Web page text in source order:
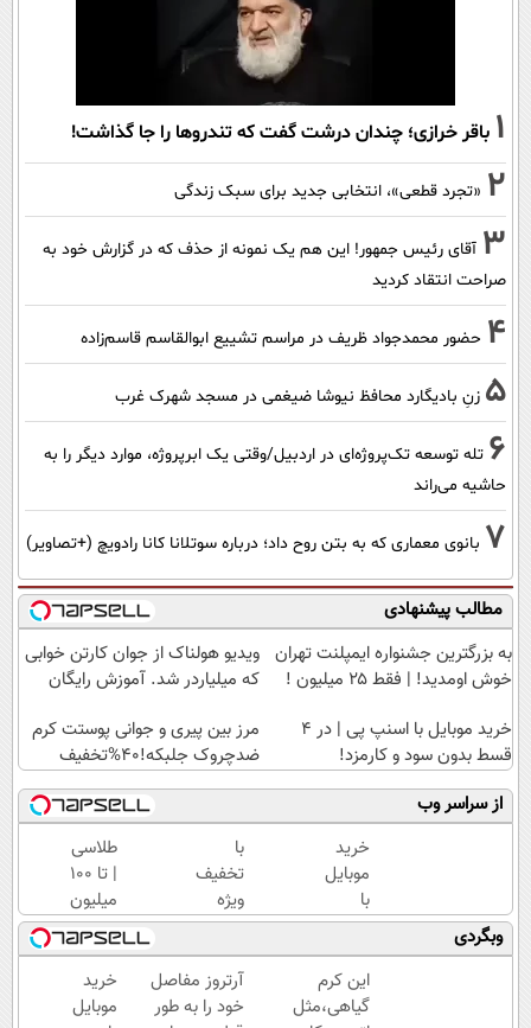
1 باقر خرازی؛ چندان درشت گفت که تندروها را جا گذاشت!
2 «تجرد قطعی»، انتخابی جدید برای سبک زندگی
3 آقای رئیس جمهور! این هم یک نمونه از حذف که در گزارش خود به
صراحت انتقاد کردید
4 حضور محمدجواد ظریف در مراسم تشییع ابوالقاسم قاسم‌زاده
5 زنِ بادیگارد محافظ نیوشا ضیغمی در مسجد شهرک غرب
6 تله توسعه تک‌پروژه‌ای در اردبیل/وقتی یک ابرپروژه، موارد دیگر را به
حاشیه می‌راند
7 بانوی معماری که به بتن روح داد؛ درباره سوتلانا کانا رادویچ (+تصاویر)
مطالب پیشنهادی
به بزرگترین جشنواره ایمپلنت تهران
خوش اومدید! | فقط ۲۵ میلیون !
ویدیو هولناک از جوان کارتن خوابی
که میلیاردر شد. آموزش رایگان
خرید موبایل با اسنپ پی | در ۴
قسط بدون سود و کارمزد!
مرز بین پیری و جوانی پوستت کرم
ضدچروک جلبکه!40%تخفیف
از سراسر وب
خرید
موبایل
با
اسنپ
پی | در
۴
قسط
با
تخفیف
ویژه
بدون
بوتاکس
۱۰،۱۲
سال
طلاسی
| تا 100
میلیون
وام
آنی
خرید
طلا💰
وبگردی
این کرم
گیاهی،مثل
آرتروز مفاصل
خود را به طور
خرید
موبایل